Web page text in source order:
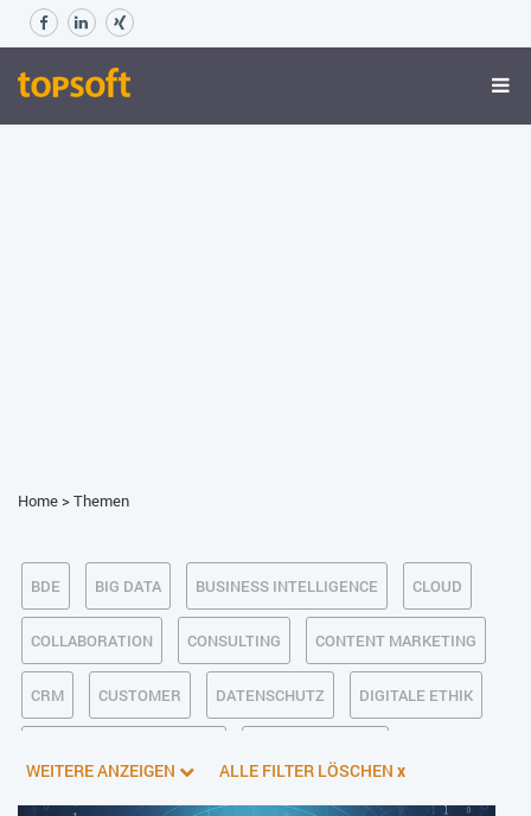
Home>Themen
BDE BIG DATA BUSINESS INTELLIGENCE CLOUD
COLLABORATION CONSULTING CONTENT MARKETING
CRM CUSTOMER DATENSCHUTZ DIGITALE ETHIK
E-BUSINESS ECM/DMS E-COMMERCE EINKAUF
WEITERE ANZEIGEN ALLE FILTER LÖSCHEN x